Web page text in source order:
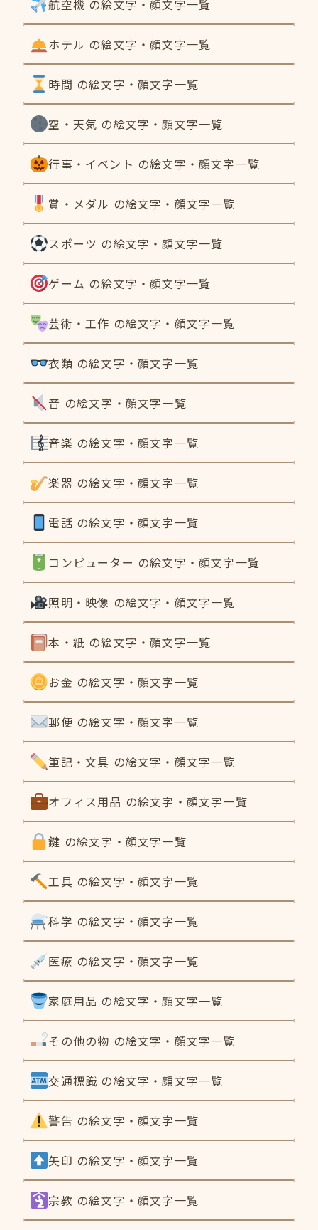
航空機 の絵文字・顔文字一覧
ホテル の絵文字・顔文字一覧
時間 の絵文字・顔文字一覧
空・天気 の絵文字・顔文字一覧
行事・イベント の絵文字・顔文字一覧
賞・メダル の絵文字・顔文字一覧
スポーツ の絵文字・顔文字一覧
ゲーム の絵文字・顔文字一覧
芸術・工作 の絵文字・顔文字一覧
衣類 の絵文字・顔文字一覧
音 の絵文字・顔文字一覧
音楽 の絵文字・顔文字一覧
楽器 の絵文字・顔文字一覧
電話 の絵文字・顔文字一覧
コンピューター の絵文字・顔文字一覧
照明・映像 の絵文字・顔文字一覧
本・紙 の絵文字・顔文字一覧
お金 の絵文字・顔文字一覧
郵便 の絵文字・顔文字一覧
筆記・文具 の絵文字・顔文字一覧
オフィス用品 の絵文字・顔文字一覧
鍵 の絵文字・顔文字一覧
工具 の絵文字・顔文字一覧
科学 の絵文字・顔文字一覧
医療 の絵文字・顔文字一覧
家庭用品 の絵文字・顔文字一覧
その他の物 の絵文字・顔文字一覧
交通標識 の絵文字・顔文字一覧
警告 の絵文字・顔文字一覧
矢印 の絵文字・顔文字一覧
宗教 の絵文字・顔文字一覧